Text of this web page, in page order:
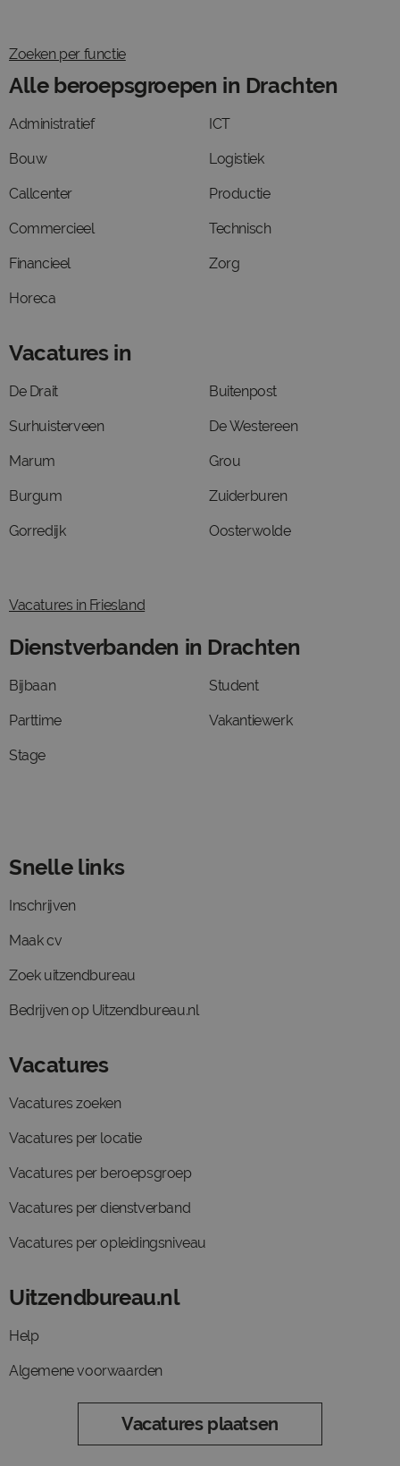
Zoeken per functie
Alle beroepsgroepen in Drachten
Administratief
Bouw
Callcenter
Commercieel
Financieel
Horeca
ICT
Logistiek
Productie
Technisch
Zorg
Vacatures in
De Drait
Surhuisterveen
Marum
Burgum
Gorredijk
Buitenpost
De Westereen
Grou
Zuiderburen
Oosterwolde
Vacatures in Friesland
Dienstverbanden in Drachten
Bijbaan
Parttime
Stage
Student
Vakantiewerk
Snelle links
Inschrijven
Maak cv
Zoek uitzendbureau
Bedrijven op Uitzendbureau.nl
Vacatures
Vacatures zoeken
Vacatures per locatie
Vacatures per beroepsgroep
Vacatures per dienstverband
Vacatures per opleidingsniveau
Uitzendbureau.nl
Help
Algemene voorwaarden
Vacatures plaatsen